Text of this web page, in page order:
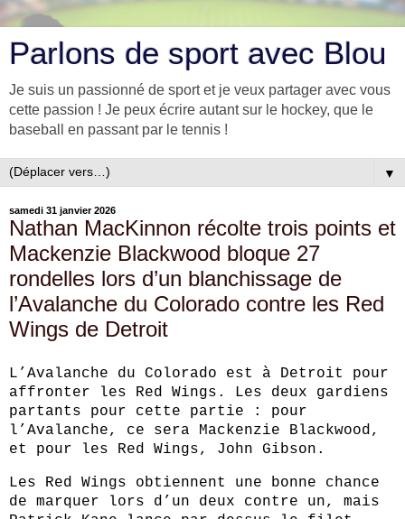
Parlons de sport avec Blou
Je suis un passionné de sport et je veux partager avec vous
cette passion ! Je peux écrire autant sur le hockey, que le
baseball en passant par le tennis !
▼
samedi 31 janvier 2026
Nathan MacKinnon récolte trois points et
Mackenzie Blackwood bloque 27
rondelles lors d’un blanchissage de
l’Avalanche du Colorado contre les Red
Wings de Detroit
L’Avalanche du Colorado est à Detroit pour
affronter les Red Wings. Les deux gardiens
partants pour cette partie : pour
l’Avalanche, ce sera Mackenzie Blackwood,
et pour les Red Wings, John Gibson.
Les Red Wings obtiennent une bonne chance
de marquer lors d’un deux contre un, mais